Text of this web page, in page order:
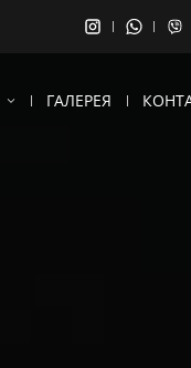
ГАЛЕРЕЯ